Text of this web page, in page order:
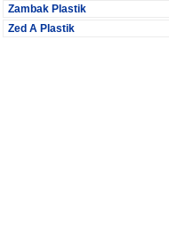
Zambak Plastik
Zed A Plastik